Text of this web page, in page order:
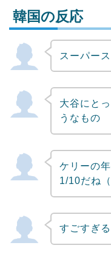
Powered by
韓国の反応
スーパー
大谷にと
うなもの
ケリーの
1/10だね（
すごすぎ